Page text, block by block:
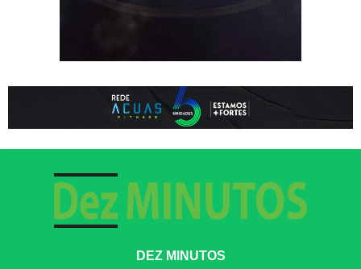
DEZ MINUTOS